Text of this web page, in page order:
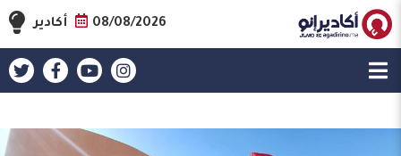
08/08/2026 أكادير